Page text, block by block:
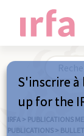
IRFA > PUBLICATIONS
PUBLICATIONS >
S'inscrire à
up for the